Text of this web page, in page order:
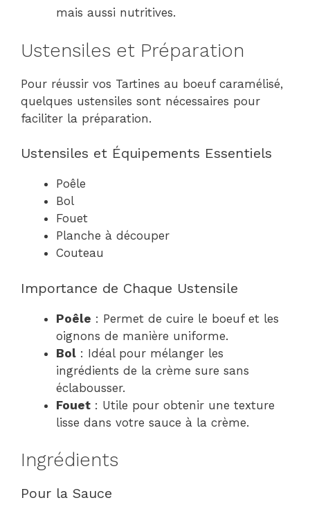
mais aussi nutritives.
Ustensiles et Préparation
Pour réussir vos Tartines au boeuf caramélisé,
quelques ustensiles sont nécessaires pour
faciliter la préparation.
Ustensiles et Équipements Essentiels
Poêle
Bol
Fouet
Planche à découper
Couteau
Importance de Chaque Ustensile
Poêle : Permet de cuire le boeuf et les
oignons de manière uniforme.
Bol : Idéal pour mélanger les
ingrédients de la crème sure sans
éclabousser.
Fouet : Utile pour obtenir une texture
lisse dans votre sauce à la crème.
Ingrédients
Pour la Sauce